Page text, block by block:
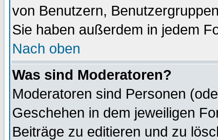
von Benutzern,
Sie haben außerdem in jedem
Nach oben
Was sind Moderatoren?
Moderatoren sind Personen
Geschehen in dem jeweiligen
Beiträge zu editieren und zu